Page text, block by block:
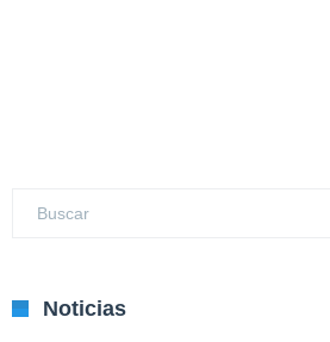
Noticias